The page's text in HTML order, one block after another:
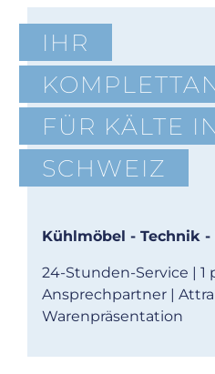
IHR
FÜR KÄLTE
SCHWEIZ
Kühlmöbel - Technik
24-Stunden-Service | 1
Ansprechpartner |
Warenpräsentation